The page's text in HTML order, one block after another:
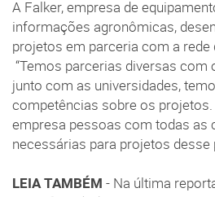
A Falker, empresa de
informações agronômicas,
projetos em parceria com a rede
“Temos parcerias diversas com
junto com as universidades,
competências sobre os
empresa pessoas com todas as
necessárias para projetos desse
LEIA TAMBÉM - Na última